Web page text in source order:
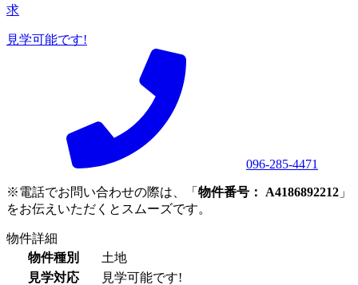
求
見学可能です!
096-285-4471
※電話でお問い合わせの際は、「 物件番号： A4186892212 」
をお伝えいただくとスムーズです。
物件詳細
物件種別
土地
見学対応
見学可能です!